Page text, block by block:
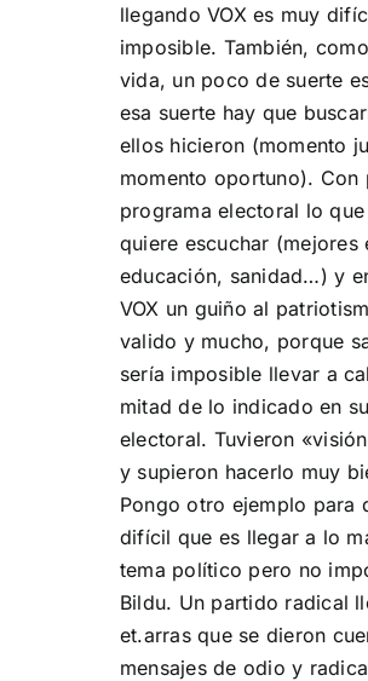
llegando VOX es muy
imposible. También,
vida, un poco de suerte
esa suerte hay que
ellos hicieron (momento
momento oportuno). Con
programa electoral lo
quiere escuchar (mejores
educación, sanidad…) y
VOX un guiño al
valido y mucho, porque
sería imposible llevar a
mitad de lo indicado en
electoral. Tuvieron
y supieron hacerlo muy
Pongo otro ejemplo para
difícil que es llegar a lo
tema político pero no
Bildu. Un partido radical
et.arras que se dieron
mensajes de odio y